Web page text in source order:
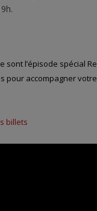
sont l’épisode spécial
pour accompagner
billets